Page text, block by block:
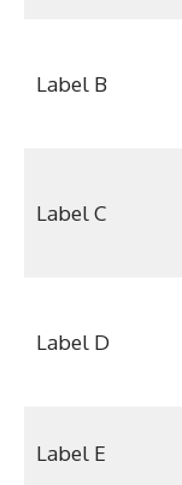
Label B
Label C
Label D
Label E